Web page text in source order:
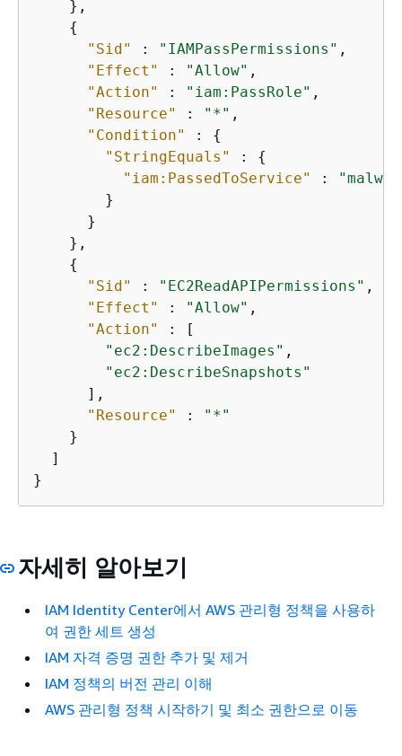
    },
{
"Sid"
: "IAMPassPermissions" ,
"Effect"
: "Allow" ,
"Action"
: "iam:PassRole" ,
"Resource"
: "*" ,
"Condition"
: {
"StringEquals"
: {
"iam:PassedToService"
:
        }
      }
    },
{
"Sid"
: "EC2ReadAPIPermissions" ,
"Effect"
: "Allow" ,
"Action"
: [
"ec2:DescribeImages" ,
"ec2:DescribeSnapshots"
      ],
"Resource"
:
"*"
    }
  ]
}
자세히 알아보기
IAM Identity Center에서 AWS 관리형 정책을 사용하
여 권한 세트 생성
IAM 자격 증명 권한 추가 및 제거
IAM 정책의 버전 관리 이해
AWS 관리형 정책 시작하기 및 최소 권한으로 이동